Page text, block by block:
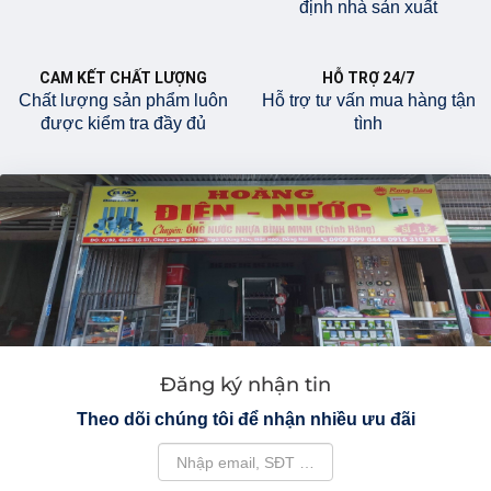
định nhà sản xuất
CAM KẾT CHẤT LƯỢNG
Chất lượng sản phẩm luôn
được kiểm tra đầy đủ
HỖ TRỢ 24/7
Hỗ trợ tư vấn mua hàng tận
tình
Đăng ký nhận tin
Theo dõi chúng tôi để nhận nhiều ưu đãi